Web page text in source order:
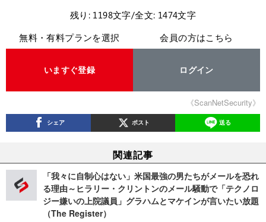
残り: 1198文字/全文: 1474文字
無料・有料プランを選択
いますぐ登録
会員の方はこちら
ログイン
《ScanNetSecurity》
シェア ポスト 送る
関連記事
「我々に自制心はない」米国最強の男たちがメールを恐れ
る理由～ヒラリー・クリントンのメール騒動で「テクノロ
ジー嫌いの上院議員」グラハムとマケインが言いたい放題
（The Register）